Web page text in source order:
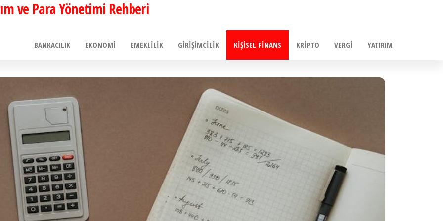
ve Para Yönetimi Rehberi
BANKACILIK EKONOMI EMEKLILIK GIRIŞIMCILIK KIŞISEL FINANS KRIPTO VERGI YATIRIM